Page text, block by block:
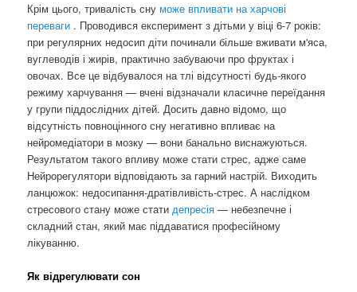
Крім цього, тривалість сну може впливати на харчові
переваги . Проводився експеримент з дітьми у віці 6-7 років:
при регулярних недосип діти починали більше вживати м'яса,
вуглеводів і жирів, практично забуваючи про фруктах і
овочах. Все це відбувалося на тлі відсутності будь-якого
режиму харчування — вчені відзначали класичне переїдання
у групи піддослідних дітей. Досить давно відомо, що
відсутність повноцінного сну негативно впливає на
нейромедіатори в мозку — вони банально виснажуються.
Результатом такого впливу може стати стрес, адже саме
Нейрорегулятори відповідають за гарний настрій. Виходить
ланцюжок: недосипання-дратівливість-стрес. А наслідком
стресового стану може статидепресія— небезпечне і
складний стан, який має піддаватися професійному
лікуванню.
Як відрегулювати сон